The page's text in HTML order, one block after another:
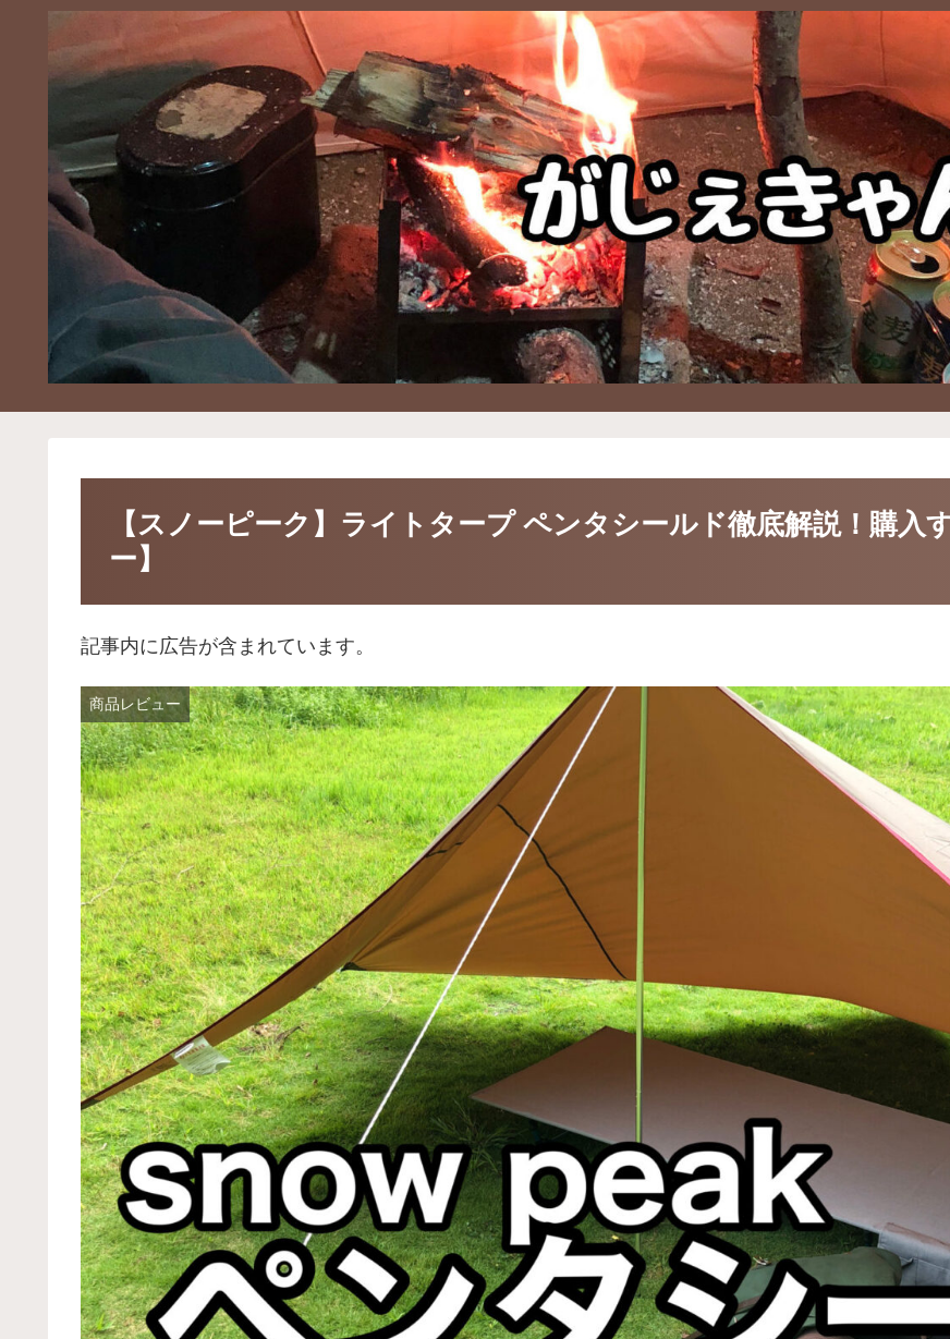
【スノーピーク】ライトタープ ペンタシールド徹底解説！購入
ー】
記事内に広告が含まれています。
商品レビュー